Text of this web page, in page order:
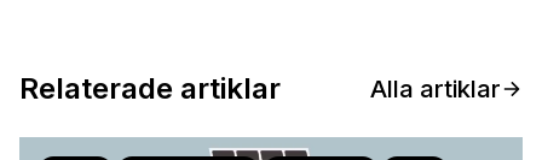
Relaterade artiklar Alla artiklar